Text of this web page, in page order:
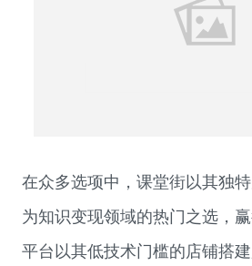
在众多选项中， 课堂街以其独
为知识变现领域的热门之选，
平台以其低技术门槛的店铺搭